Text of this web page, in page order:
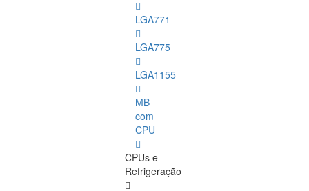
LGA771
LGA775
LGA1155
MB
com
CPU
CPUs e
Refrigeração